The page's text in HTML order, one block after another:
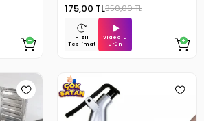
175,00 TL350,00 TL
Hızlı
Teslimat
Videolu
Ürün